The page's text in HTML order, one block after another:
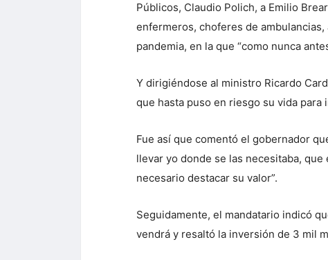
Públicos, Claudio Polich, a Emilio
enfermeros, choferes de
pandemia, en la que “como nunca
Y dirigiéndose al ministro Ricardo
que hasta puso en riesgo su vida para
Fue así que comentó el gobernador
llevar yo donde se las necesitaba,
necesario destacar su valor”.
Seguidamente, el mandatario indicó
vendrá y resaltó la inversión de 3 mil